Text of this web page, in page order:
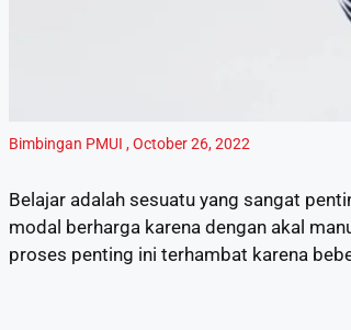
Bimbingan PMUI ,October 26, 2022
Belajar adalah sesuatu yang sangat
modal berharga karena dengan akal
proses penting ini terhambat karena